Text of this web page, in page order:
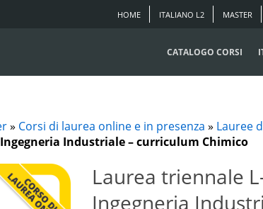
HOME ITALIANO L2 MASTER
CATALOGO CORSI
» Corsi di laurea online e in presenza » Lauree
Industriale – curriculum Chimico
Laurea triennale
Ingegneria